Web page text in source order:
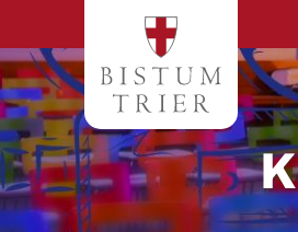
Zum Inhalt springen